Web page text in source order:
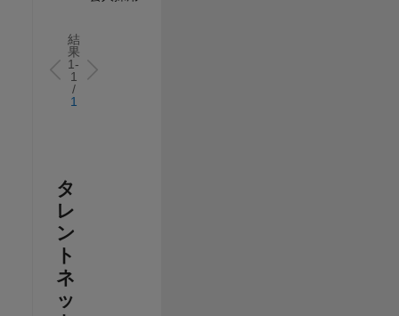
結
果
1-
1
/
1
タ
レ
ン
ト
ネ
ッ